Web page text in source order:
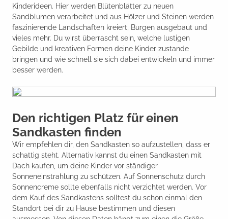
Kinderideen. Hier werden Blütenblätter zu neuen
Sandblumen verarbeitet und aus Hölzer und Steinen werden
faszinierende Landschaften kreiert, Burgen ausgebaut und
vieles mehr. Du wirst überrascht sein, welche lustigen
Gebilde und kreativen Formen deine Kinder zustande
bringen und wie schnell sie sich dabei entwickeln und immer
besser werden.
Den richtigen Platz für einen
Sandkasten finden
Wir empfehlen dir, den Sandkasten so aufzustellen, dass er
schattig steht. Alternativ kannst du einen Sandkasten mit
Dach kaufen, um deine Kinder vor ständiger
Sonneneinstrahlung zu schützen. Auf Sonnenschutz durch
Sonnencreme sollte ebenfalls nicht verzichtet werden. Vor
dem Kauf des Sandkastens solltest du schon einmal den
Standort bei dir zu Hause bestimmen und diesen